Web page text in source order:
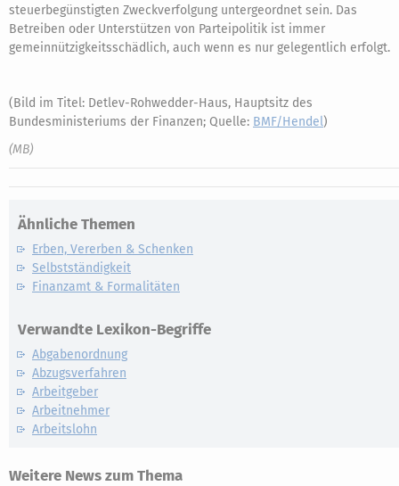
steuerbegünstigten Zweckverfolgung untergeordnet sein. Das
Betreiben oder Unterstützen von Parteipolitik ist immer
gemeinnützigkeitsschädlich, auch wenn es nur gelegentlich erfolgt.
(Bild im Titel: Detlev-Rohwedder-Haus, Hauptsitz des
Bundesministeriums der Finanzen; Quelle: BMF/Hendel)
(MB)
Ähnliche Themen
Erben, Vererben & Schenken
Selbstständigkeit
Finanzamt & Formalitäten
Verwandte Lexikon-Begriffe
Abgabenordnung
Abzugsverfahren
Arbeitgeber
Arbeitnehmer
Arbeitslohn
Weitere News zum Thema